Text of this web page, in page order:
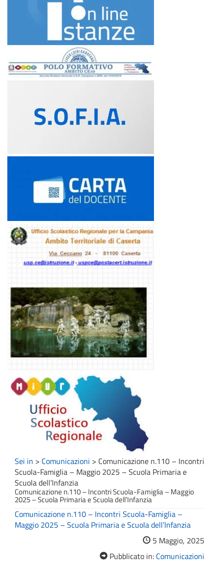
Sei in > Comunicazioni > Comunicazione n.110 – Incontri
Scuola-Famiglia – Maggio 2025 – Scuola Primaria e
Scuola dell’Infanzia
Comunicazione n.110 – Incontri Scuola-Famiglia – Maggio
2025 – Scuola Primaria e Scuola dell’Infanzia
Comunicazione n.110 – Incontri Scuola-Famiglia –
Maggio 2025 – Scuola Primaria e Scuola dell’Infanzia
5 Maggio, 2025
Pubblicato in: Comunicazioni